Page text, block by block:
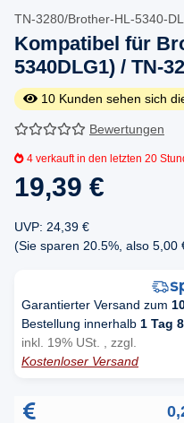
TN-3280/Brother-HL-5340-
Kompatibel für
5340DLG1) / TN-
10 Kunden sehen sich
Bewertungen
4 verkauft in den letzten 20
19,39 €
UVP: 24,39 €
(Sie sparen 20.5% , also 5,00
Garantierter Versand zum
Bestellung innerhalb 1 Tag
inkl. 19% USt. , zzgl.
Kostenloser Versand